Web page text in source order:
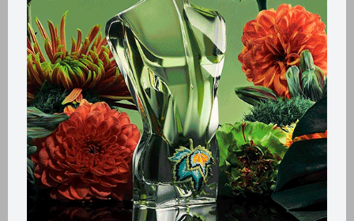
Retiros gratuitos en tiendas
Productos que te pueden interesar